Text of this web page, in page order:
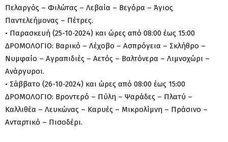
Πελαργός – Φιλώτας – Λεβαία – Βεγόρα – Άγιος
Παντελεήμονας – Πέτρες.
• Παρασκευή (25-10-2024) και ώρες από 08:00 έως 15:00
ΔΡΟΜΟΛΟΓΙΟ: Βαρικό – Λέχοβο – Ασπρόγεια – Σκλήθρο –
Νυμφαίο – Αγραπιδιές – Αετός – Βαλτόνερα – Λιμνοχώρι –
Ανάργυροι.
• Σάββατο (26-10-2024) και ώρες από 08:00 έως 15:00
ΔΡΟΜΟΛΟΓΙΟ: Βροντερό – Πύλη – Ψαράδες – Πλατύ –
Καλλιθέα – Λευκώνας – Καρυές – Μικρολίμνη – Πράσινο –
Ανταρτικό – Πισοδέρι.